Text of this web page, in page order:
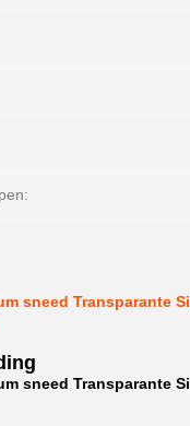
sneed Transparante
sneed Transparante